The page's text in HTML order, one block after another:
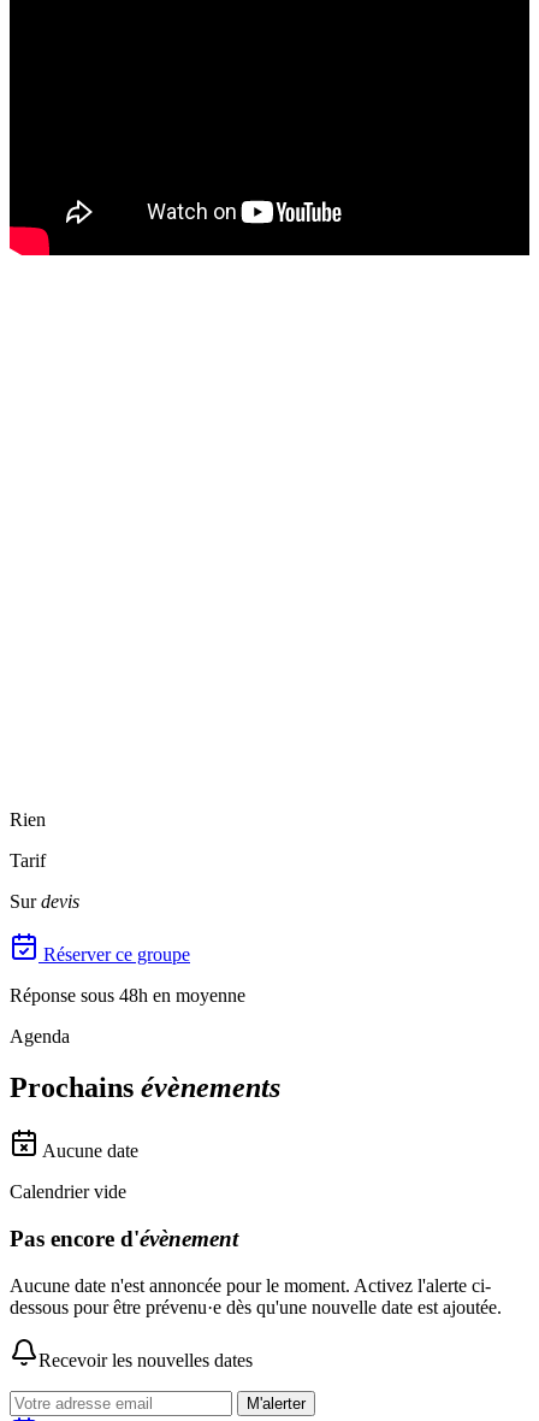
Rien
Tarif
Surdevis
Réserver ce groupe
Réponse sous 48h en moyenne
Agenda
Prochains évènements
Aucune date
Calendrier vide
Pas encore d'évènement
Aucune date n'est annoncée pour le moment. Activez l'alerte ci-
dessous pour être prévenu·e dès qu'une nouvelle date est ajoutée.
Recevoir les nouvelles dates
M'alerter